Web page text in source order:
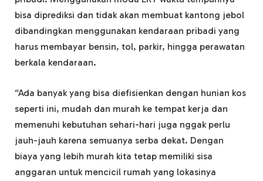
bisa diprediksi dan tidak akan membuat kantong jebol
dibandingkan menggunakan kendaraan pribadi yang
harus membayar bensin, tol, parkir, hingga perawatan
berkala kendaraan.
“Ada banyak yang bisa diefisienkan dengan hunian kos
seperti ini, mudah dan murah ke tempat kerja dan
memenuhi kebutuhan sehari-hari juga nggak perlu
jauh-jauh karena semuanya serba dekat. Dengan
biaya yang lebih murah kita tetap memiliki sisa
anggaran untuk mencicil rumah yang lokasinya